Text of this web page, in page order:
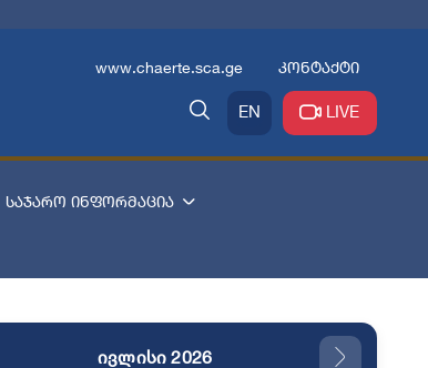
www.chaerte.sca.ge კონტაქტი
EN LIVE
საჯარო ინფორმაცია
ივლისი 2026